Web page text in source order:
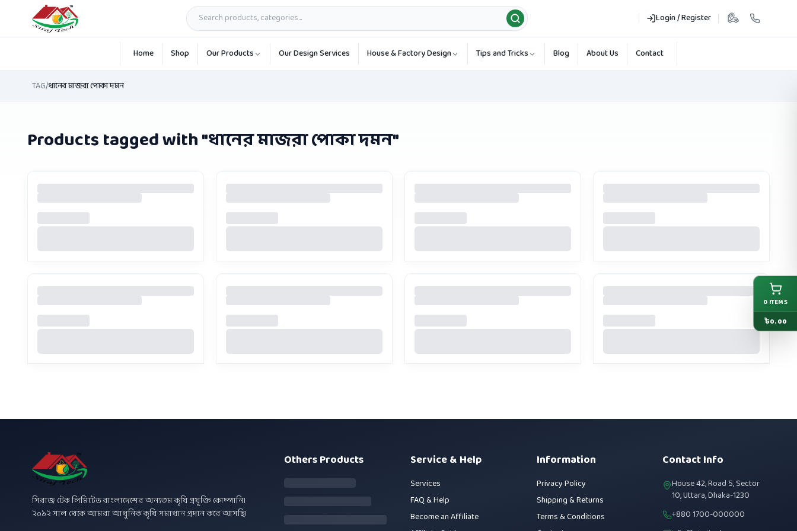
Login / Register
Skip to main content
Home Shop Our Products Our Design Services House & Factory Design Tips and Tricks Blog About Us Contact
TAG/ধানের মাজরা পোকা দমন
Products tagged with "ধানের মাজরা পোকা দমন"
সিরাজ টেক লিমিটেড বাংলাদেশের অন্যতম কৃষি প্রযুক্তি কোম্পানি।
২০১২ সাল থেকে আমরা আধুনিক কৃষি সমাধান প্রদান করে আসছি।
Others Products Service & Help
Services
FAQ & Help
Become an Affiliate
Information
Privacy Policy
Shipping & Returns
Terms & Conditions
Contact Info
House 42, Road 5, Sector
10, Uttara, Dhaka-1230
+880 1700-000000
0 ITEMS
৳0.00